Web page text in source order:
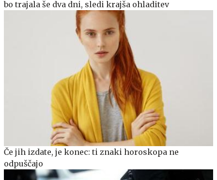
bo trajala še dva dni, sledi krajša ohladitev
Če jih izdate, je konec: ti znaki horoskopa ne
odpuščajo